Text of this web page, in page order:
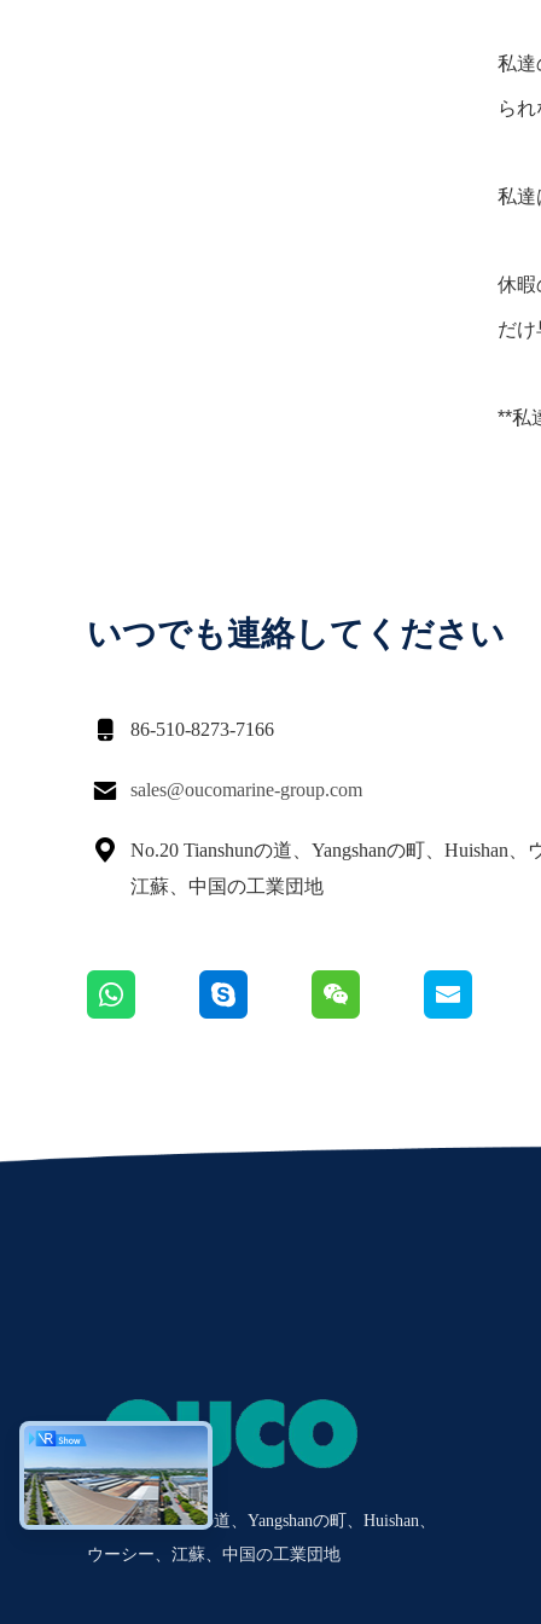
私達
ら
私達
休暇
だ
**私
いつでも連絡してください
 86-510-8273-7166
 sales@oucomarine-group.com

No.20 Tianshunの道、Yangshanの町、Huishan、
江蘇、中国の工業団地
No.20 Tianshunの道、Yangshanの町、Huishan、
ウーシー、江蘇、中国の工業団地